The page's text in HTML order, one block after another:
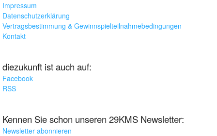
Impressum
Datenschutzerklärung
Vertragsbestimmung & Gewinnspielteilnahmebedingungen
Kontakt
diezukunft ist auch auf:
Facebook
RSS
Kennen Sie schon unseren 29KMS Newsletter:
Newsletter abonnieren